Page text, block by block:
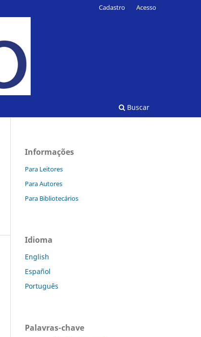
Buscar
Cadastro Acesso
Informações
Para Leitores
Para Autores
Para Bibliotecários
Idioma
English
Español
Português
Palavras-chave